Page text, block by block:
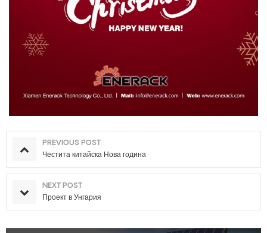
PREVIOUS POST
Честита китайска Нова година
NEXT POST
Проект в Унгария